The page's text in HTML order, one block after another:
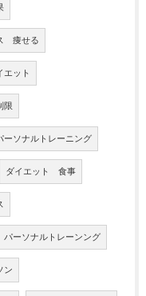
痩せる
ット
限
ソナルトレーニング
ダイエット 食事
ーソナルトレーンング
ン